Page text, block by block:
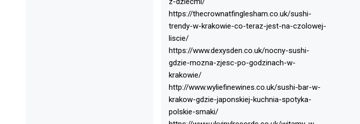
https://thecrownatfinglesham.co.uk/sushi-
trendy-w-krakowie-co-teraz-jest-na-czolowej-
liscie/
https://www.dexysden.co.uk/nocny-sushi-
gdzie-mozna-zjesc-po-godzinach-w-
krakowie/
http://www.wyliefinewines.co.uk/sushi-bar-w-
krakow-gdzie-japonskiej-kuchnia-spotyka-
polskie-smaki/